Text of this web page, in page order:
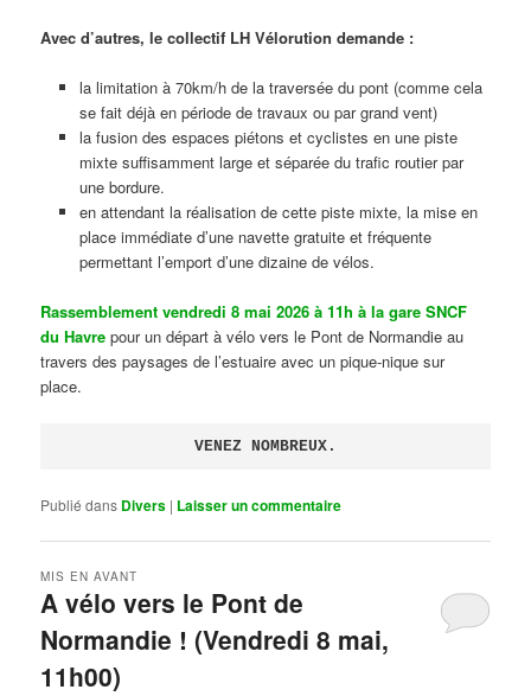
Avec d’autres, le collectif LH Vélorution demande :
la limitation à 70km/h de la traversée du pont (comme cela
se fait déjà en période de travaux ou par grand vent)
la fusion des espaces piétons et cyclistes en une piste
mixte suffisamment large et séparée du trafic routier par
une bordure.
en attendant la réalisation de cette piste mixte, la mise en
place immédiate d’une navette gratuite et fréquente
permettant l’emport d’une dizaine de vélos.
Rassemblement vendredi 8 mai 2026 à 11h à la gare SNCF
du Havre pour un départ à vélo vers le Pont de Normandie au
travers des paysages de l’estuaire avec un pique-nique sur
place.
VENEZ NOMBREUX.
Publié dans Divers | Laisser un commentaire
A vélo vers le Pont de
Normandie ! (Vendredi 8 mai,
11h00)
MIS EN AVANT